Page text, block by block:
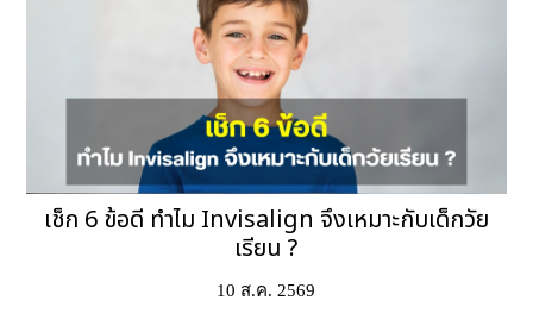
เช็ก 6 ข้อดี ทำไม Invisalign จึงเหมาะกับเด็กวัย
เรียน ?
10 ส.ค. 2569